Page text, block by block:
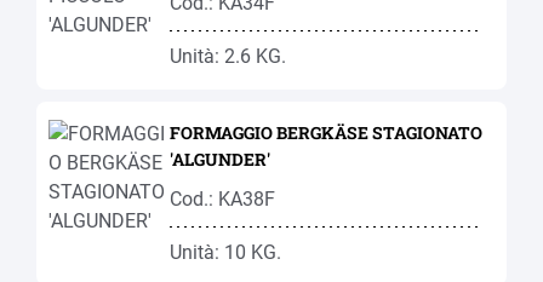
Unità: 2.6 KG.
FORMAGGIO BERGKÄSE STAGIONATO
'ALGUNDER'
Cod.: KA38F
Unità: 10 KG.